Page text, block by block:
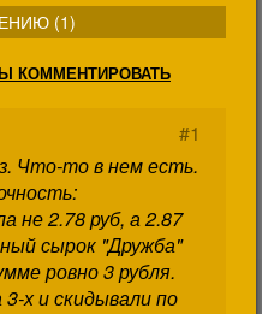
(1)
КОММЕНТИРОВАТЬ
#1
Что-то в нем есть.
не 2.78 руб, а 2.87
сырок "Дружба"
ровно 3 рубля.
х и скидывали по